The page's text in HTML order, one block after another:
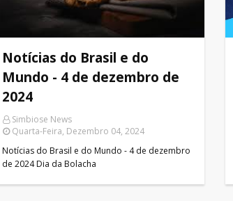
Notícias do Brasil e do
Mundo - 4 de dezembro de
2024
Simbiose News
Quarta-Feira, Dezembro 04, 2024
Notícias do Brasil e do Mundo - 4 de dezembro
de 2024 Dia da Bolacha